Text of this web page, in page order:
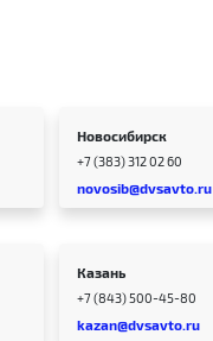
Новосибирск
+7 (383) 312 02 60
novosib@dvsavto.ru
Казань
+7 (843) 500-45-80
kazan@dvsavto.ru